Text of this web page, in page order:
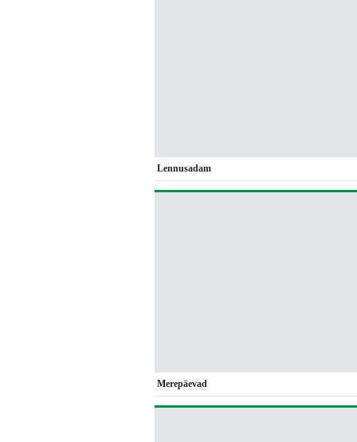
Lennusadam
Merepäevad